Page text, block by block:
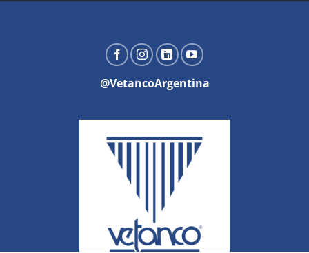
@VetancoArgentina